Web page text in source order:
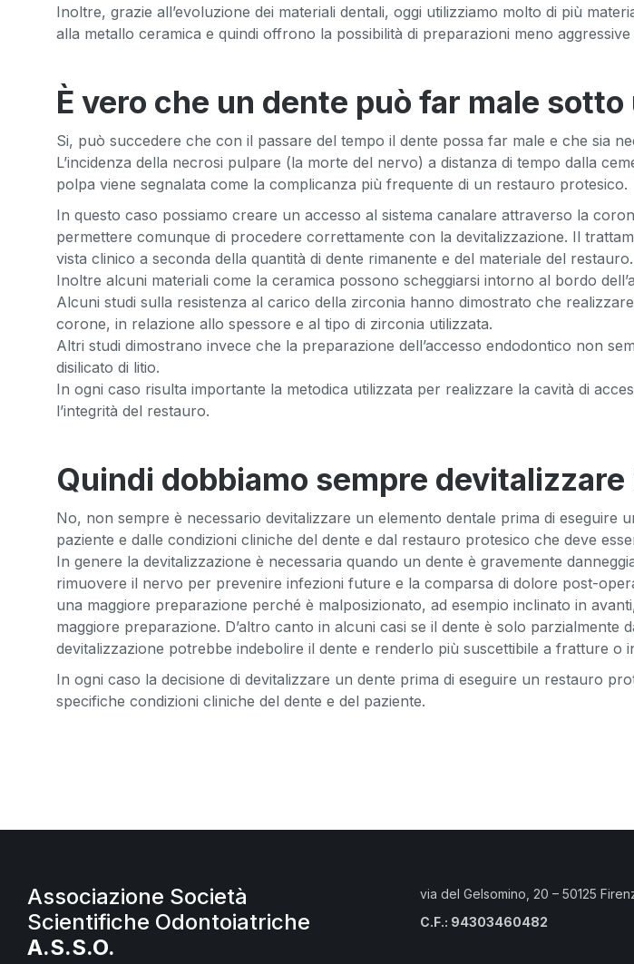
Inoltre, grazie all’evoluzione dei materiali dentali, oggi utilizziamo molto di più
alla metallo ceramica e quindi offrono la possibilità di preparazioni meno
È vero che un dente può far male
Si, può succedere che con il passare del tempo il dente possa far male e che sia
L’incidenza della necrosi pulpare (la morte del nervo) a distanza di tempo dalla
polpa viene segnalata come la complicanza più frequente di un restauro protesico.
In questo caso possiamo creare un accesso al sistema canalare attraverso la
permettere comunque di procedere correttamente con la devitalizzazione. Il
vista clinico a seconda della quantità di dente rimanente e del materiale del restauro.
Inoltre alcuni materiali come la ceramica possono scheggiarsi intorno al bordo
Alcuni studi sulla resistenza al carico della zirconia hanno dimostrato che
corone, in relazione allo spessore e al tipo di zirconia utilizzata.
Altri studi dimostrano invece che la preparazione dell’accesso endodontico non
disilicato di litio.
In ogni caso risulta importante la metodica utilizzata per realizzare la cavità di
l’integrità del restauro.
Quindi dobbiamo sempre
No, non sempre è necessario devitalizzare un elemento dentale prima di eseguire
paziente e dalle condizioni cliniche del dente e dal restauro protesico che deve
In genere la devitalizzazione è necessaria quando un dente è gravemente
rimuovere il nervo per prevenire infezioni future e la comparsa di dolore post-
una maggiore preparazione perché è malposizionato, ad esempio inclinato in
maggiore preparazione. D’altro canto in alcuni casi se il dente è solo parzialmente
devitalizzazione potrebbe indebolire il dente e renderlo più suscettibile a fratture o
In ogni caso la decisione di devitalizzare un dente prima di eseguire un restauro
specifiche condizioni cliniche del dente e del paziente.
Associazione Società
Scientifiche Odontoiatriche
A.S.S.O.
via del Gelsomino, 20 – 50125
C.F.: 94303460482